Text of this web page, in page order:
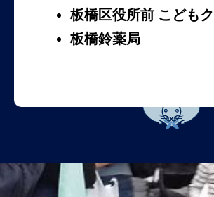
板橋区役所前 こども
板橋鈴薬局